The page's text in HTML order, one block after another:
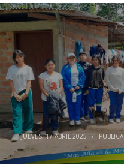
JUEVES, 17 ABRIL 2025 /